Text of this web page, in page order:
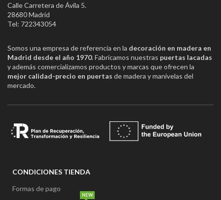
Calle Carretera de Ávila 5.
28680 Madrid
Tel: 722343054
Somos una empresa de referencia en la decoración en madera en
Madrid desde el año 1970. Fabricamos nuestras puertas lacadas
y además comercializamos productos y marcas que ofrecen la
mejor calidad-precio en puertas de madera y manivelas del
mercado.
CONDICIONES TIENDA
Formas de pago
NEW